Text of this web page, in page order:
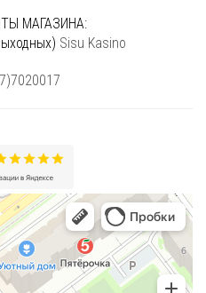
МАГАЗИНА:
Sisu Kasino